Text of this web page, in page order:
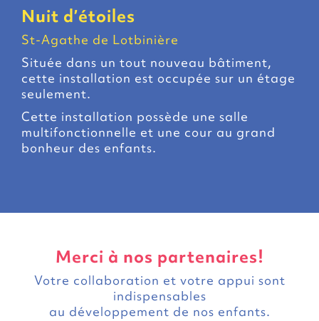
Nuit d’étoiles
St-Agathe de Lotbinière
Située dans un tout nouveau bâtiment,
cette installation est occupée sur un étage
seulement.
Cette installation possède une salle
multifonctionnelle et une cour au grand
bonheur des enfants.
Merci à nos partenaires!
Votre collaboration et votre appui sont
indispensables
au développement de nos enfants.